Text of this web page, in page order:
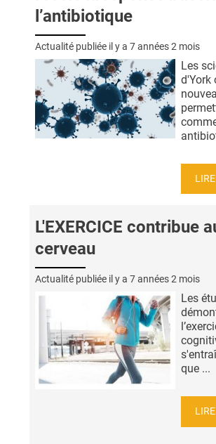
l’antibiotique
Actualité publiée il y a 7 années 2 mois
Les
d'York
L'EXERCICE contribue
cerveau
Actualité publiée il y a 7 années 2 mois
Les
que ...